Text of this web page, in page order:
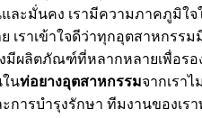
ละมั่นคง เรามีความภาคภูมิ
เราเข้าใจดีว่าทุกอุตสาหกร
ผลิตภัณฑ์ที่หลากหลายเพื่อร
นท่อยางอุตสาหกรรมจากเรา
ะการบำรุงรักษา ทีมงานของ